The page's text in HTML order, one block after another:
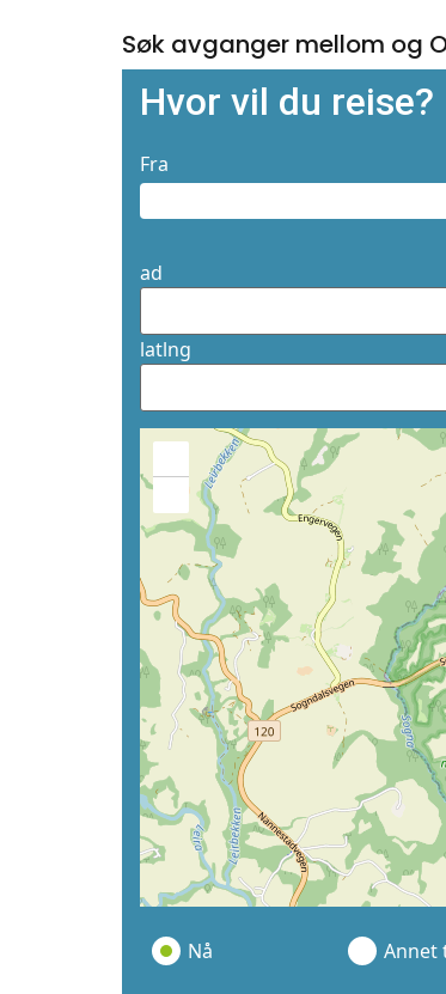
Søk avganger mellom og
Hvor vil du reise?
Fra
ad
latlng
Nå Annet